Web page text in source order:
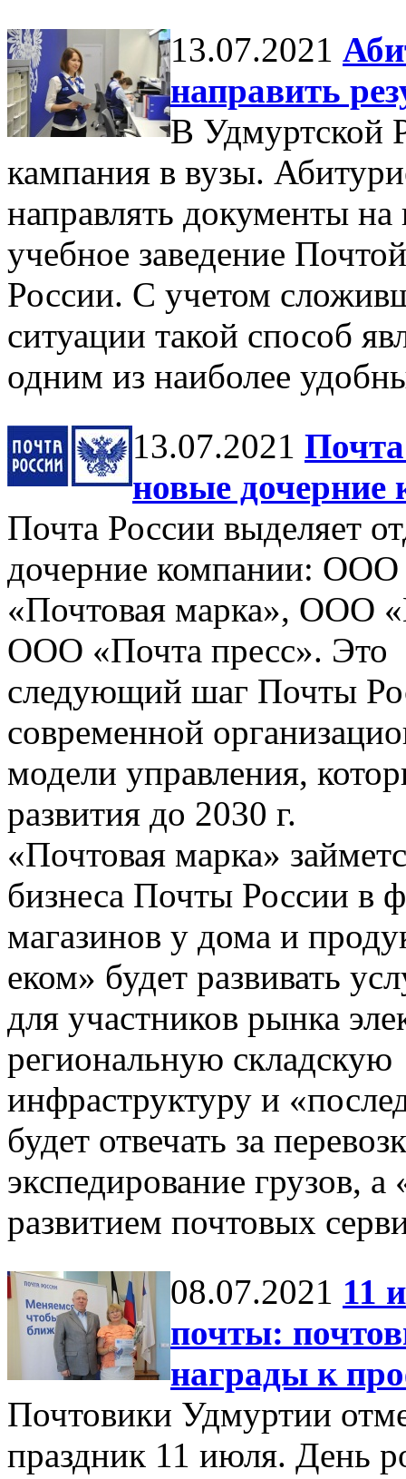
13.07.2021
направить
В Удмуртской
кампания в вузы.
направлять документы
учебное заведение Почтой
России. С учетом
ситуации такой способ
одним из наиболее
13.07.2021 Почта
новые дочерние
Почта России выделяет
дочерние компании: ООО
«Почтовая марка», ООО
ООО «Почта пресс». Это
следующий шаг Почты
современной
модели управления,
развития до 2030 г.
«Почтовая марка»
бизнеса Почты России в
магазинов у дома и
еком» будет развивать
для участников рынка
региональную складскую
инфраструктуру и
будет отвечать за
экспедирование грузов,
развитием почтовых
08.07.2021 11
почты:
награды к
Почтовики Удмуртии
праздник 11 июля. День